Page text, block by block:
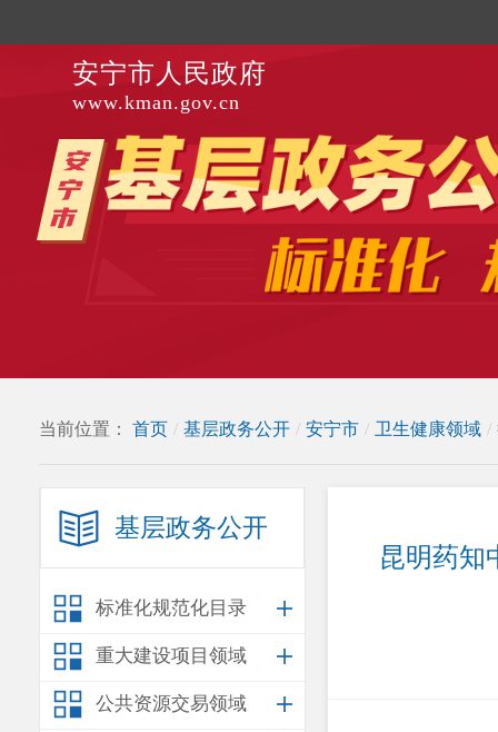
安宁市人民政府
www.kman.gov.cn
当前位置： 首页 / 基层政务公开 / 安宁市 / 卫生健康领域 /
基层政务公开
标准化规范化目录
重大建设项目领域
公共资源交易领域
昆明药知